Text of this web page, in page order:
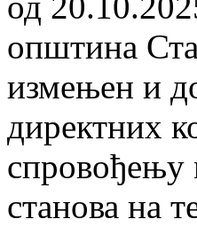
општина
измењен и
директних
спровођењу
станова на